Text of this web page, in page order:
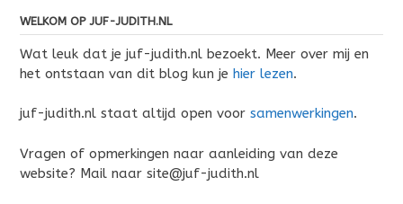
WELKOM OP JUF-JUDITH.NL
Wat leuk dat je juf-judith.nl bezoekt. Meer over mij en
het ontstaan van dit blog kun je hier lezen.
juf-judith.nl staat altijd open voor samenwerkingen.
Vragen of opmerkingen naar aanleiding van deze
website? Mail naar site@juf-judith.nl